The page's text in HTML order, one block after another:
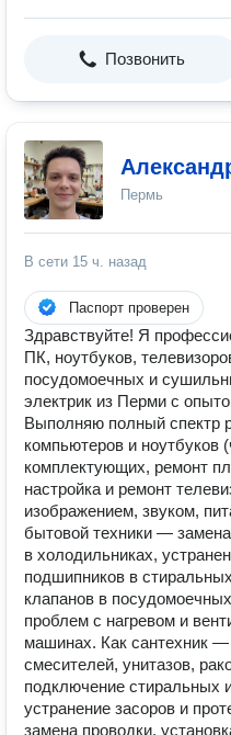
Позвонить
Пермь
В сети 15 ч. назад
Паспорт проверен
Здравствуйте! Я
ПК, ноутбуков,
посудомоечных и
электрик из Перми с
Выполняю полный спектр
компьютеров и ноутбуков
комплектующих, ремонт
настройка и ремонт
изображением, звуком,
бытовой техники —
в холодильниках,
подшипников в
клапанов в
проблем с нагревом и
машинах. Как сантехник —
смесителей, унитазов,
подключение стиральных
устранение засоров и
замена проводки,